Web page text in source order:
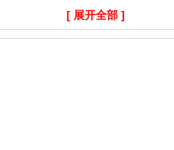
[ 展开全部 ]